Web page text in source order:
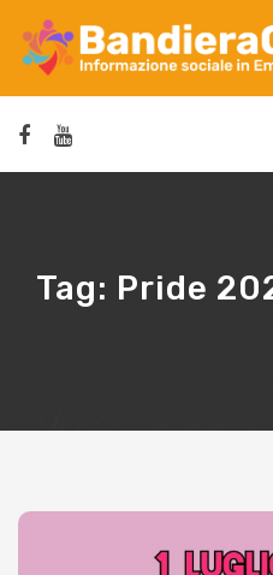
Tag: Pride